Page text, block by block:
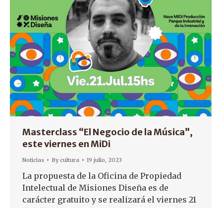
Masterclass “El Negocio de la Música”,
este viernes en MiDi
Noticias Bycultura 19 julio, 2023
La propuesta de la Oficina de Propiedad
Intelectual de Misiones Diseña es de
carácter gratuito y se realizará el viernes 21